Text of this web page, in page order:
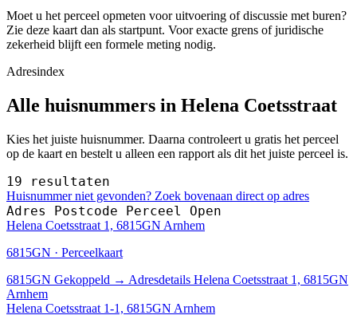
Moet u het perceel opmeten voor uitvoering of discussie met buren?
Zie deze kaart dan als startpunt. Voor exacte grens of juridische
zekerheid blijft een formele meting nodig.
Adresindex
Alle huisnummers in Helena Coetsstraat
Kies het juiste huisnummer. Daarna controleert u gratis het perceel
op de kaart en bestelt u alleen een rapport als dit het juiste perceel is.
19 resultaten
Huisnummer niet gevonden? Zoek bovenaan direct op adres
Adres Postcode Perceel Open
Helena Coetsstraat 1, 6815GN Arnhem
6815GN · Perceelkaart
6815GN Gekoppeld → Adresdetails Helena Coetsstraat 1, 6815GN
Arnhem
Helena Coetsstraat 1-1, 6815GN Arnhem